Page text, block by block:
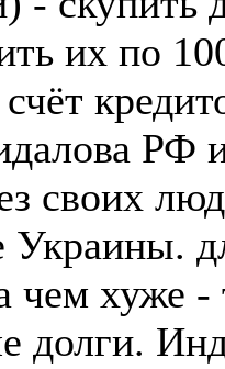
их по
РФ
своих
Украины.
чем хуже -
долги.